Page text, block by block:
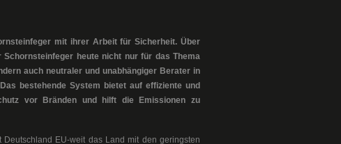
mit ihrer Arbeit für Sicherheit. Über
heute nicht nur für das Thema
auch neutraler und unabhängiger Berater in
bestehende System bietet auf effiziente und
vor Bränden und hilft die Emissionen zu
Deutschland EU-weit das Land mit den geringsten